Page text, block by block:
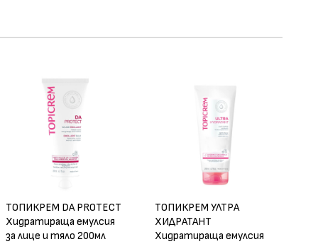
ТОПИКРЕМ DA PROTECT
Хидратираща емулсия
за лице и тяло 200мл
ТОПИКРЕМ УЛТРА
ХИДРАТАНТ
Хидратираща емулсия